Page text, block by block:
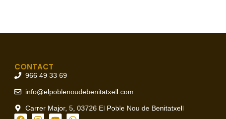
CONTACT
966 49 33 69
info@elpoblenoudebenitatxell.com
Carrer Major, 5, 03726 El Poble Nou de Benitatxell